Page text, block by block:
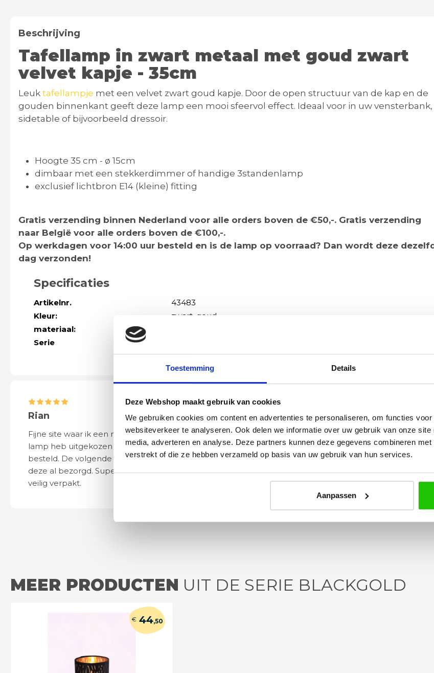
Toestemming Details
Deze Webshop maakt gebruik van cookies
We gebruiken cookies om content en advertenties te personaliseren, om functies
websiteverkeer te analyseren. Ook delen we informatie over uw gebruik van onze
media, adverteren en analyse. Deze partners kunnen deze gegevens combineren
verstrekt of die ze hebben verzameld op basis van uw gebruik van hun services.
Aanpassen
Beschrijving
Tafellamp in zwart metaal met goud zwart
velvet kapje - 35cm
Leuk tafellampje met een velvet zwart goud kapje. Door de open structuur van de kap en de
gouden binnenkant geeft deze lamp een mooi sfeervol effect. Ideaal voor in uw vensterbank,
sidetable of bijvoorbeeld dressoir.
Hoogte 35 cm - ø 15cm
dimbaar met een stekkerdimmer of handige 3standenlamp
exclusief lichtbron E14 (kleine) fitting
Gratis verzending binnen Nederland voor alle orders boven de €50,-. Gratis verzending
naar België voor alle orders boven de €100,-.
Op werkdagen voor 14:00 uur besteld en is de lamp op voorraad? Dan wordt deze
dag verzonden!
Specificaties
Artikelnr.
43483
Kleur:
zwart , goud
materiaal:
Serie
Rian
Fijne site waar ik een mooie
lamp heb uitgekozen en
besteld. De volgende dag werd
deze al bezorgd. Super netjes en
veilig verpakt.
Anne
Het bestellen, betalen en
leveren verliep vlot en volledig
naar wens. Het artikel is zeer
mooi en schept veel sfeer, het is
ook eenvoudig te plaatsen.
Yvonne
Wij hadden 2 lampen besteld
met totaal 11 mondgeblazen
kappen. Dit was zeer goed
verpakt geleverd. Wij bevelen dit
bedrijf zeker aan!
MEER PRODUCTEN UIT DE SERIE BLACKGOLD
€44,50